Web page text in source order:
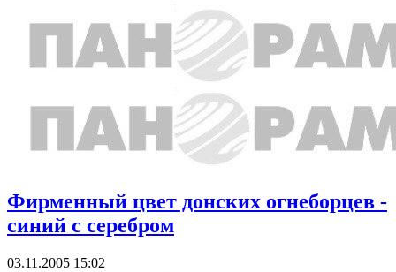
Фирменный цвет донских огнеборцев -
синий с серебром
03.11.2005 15:02